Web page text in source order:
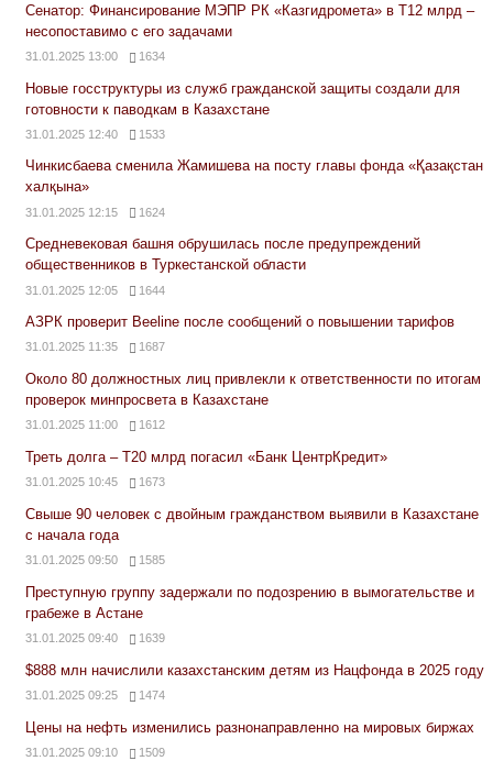
Сенатор: Финансирование МЭПР РК «Казгидромета» в Т12 млрд –
несопоставимо с его задачами
31.01.2025 13:00 1634
Новые госструктуры из служб гражданской защиты создали для
готовности к паводкам в Казахстане
31.01.2025 12:40 1533
Чинкисбаева сменила Жамишева на посту главы фонда «Қазақстан
халқына»
31.01.2025 12:15 1624
Средневековая башня обрушилась после предупреждений
общественников в Туркестанской области
31.01.2025 12:05 1644
АЗРК проверит Beeline после сообщений о повышении тарифов
31.01.2025 11:35 1687
Около 80 должностных лиц привлекли к ответственности по итогам
проверок минпросвета в Казахстане
31.01.2025 11:00 1612
Треть долга – Т20 млрд погасил «Банк ЦентрКредит»
31.01.2025 10:45 1673
Свыше 90 человек с двойным гражданством выявили в Казахстане
с начала года
31.01.2025 09:50 1585
Преступную группу задержали по подозрению в вымогательстве и
грабеже в Астане
31.01.2025 09:40 1639
$888 млн начислили казахстанским детям из Нацфонда в 2025 году
31.01.2025 09:25 1474
Цены на нефть изменились разнонаправленно на мировых биржах
31.01.2025 09:10 1509